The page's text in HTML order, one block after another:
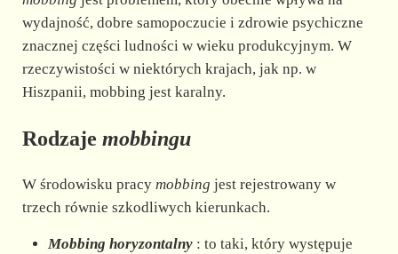
wydajność, dobre samopoczucie i zdrowie psychiczne
znacznej części ludności w wieku produkcyjnym. W
rzeczywistości w niektórych krajach, jak np. w
Hiszpanii, mobbing jest karalny.
Rodzaje mobbingu
W środowisku pracy mobbing jest rejestrowany w
trzech równie szkodliwych kierunkach.
Mobbing horyzontalny : to taki, który występuje